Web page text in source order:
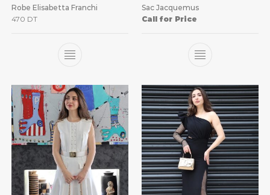
Robe Elisabetta Franchi
470 DT
Sac Jacquemus
Call for Price